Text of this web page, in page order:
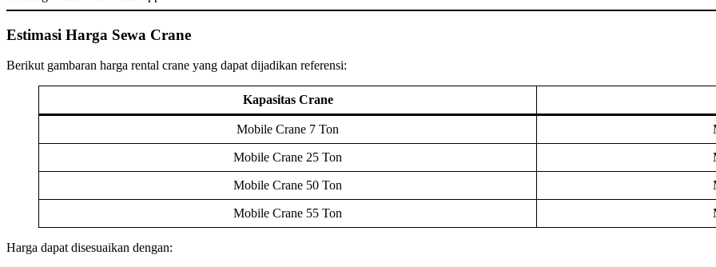
Estimasi Harga Sewa Crane
Berikut gambaran harga rental crane yang dapat dijadikan referensi:
Kapasitas Crane
Mobile Crane 7 Ton
Mobile Crane 25 Ton
Mobile Crane 50 Ton
Mobile Crane 55 Ton
Harga dapat disesuaikan dengan: